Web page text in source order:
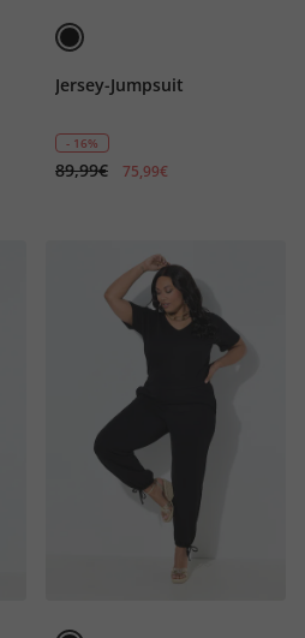
Jersey-Jumpsuit
- 16%
89,99€ 75,99€